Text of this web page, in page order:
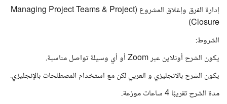
إدارة الفرق وإغلاق المشروع (Managing Project Teams & Project
Closure)
الشروط:
يكون الشرح أونلاين عبر Zoom أو أي وسيلة تواصل مناسبة.
يكون الشرح بالانجليزي و العربي لكن مع استخدام المصطلحات بالإنجليزي.
مدة الشرح تقريبًا 4 ساعات موزعة.